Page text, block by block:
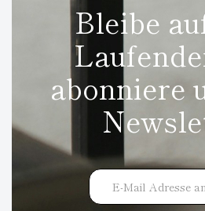
Bleibe
abonniere